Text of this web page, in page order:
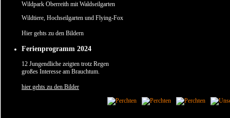
Wildpark Oberreith mit Waldseilgarten
Wildtiere, Hochseilgarten und Flying-Fox
Hier gehts zu den Bildern
Ferienprogramm 2024
12 Jungendliche zeigten trotz Regen
großes Interesse am Brauchtum.
hier gehts zu den Bilder